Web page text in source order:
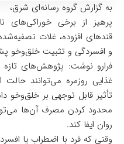
به گزارش گروه رسانه‌ای شرق،
پرهیز از برخی خوراکی‌های
قندهای افزوده، غلات
و افسردگی و تثبیت خلق‌وخو
فرارو نوشت: پژوهش‌های تازه
غذایی روزمره می‌توانند
تأثیر قابل توجهی بر خلق‌وخو
محدود کردن مصرف آن‌ها
روان ایفا کند.
وقتی که فرد با اضطراب یا